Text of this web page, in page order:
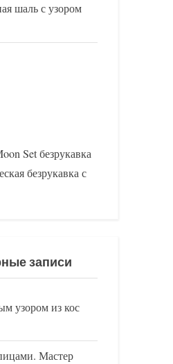
шаль с узором
Set безрукавка
безрукавка с
записи
узором из кос
Мастер